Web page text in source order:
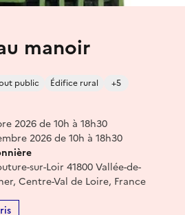
manoir
public Édifice rural +5
2026 de 10h à 18h30
2026 de 10h à 18h30
sur-Loir 41800 Vallée-de-
Centre-Val de Loire, France